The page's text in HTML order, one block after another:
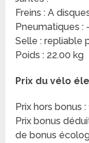
Freins : A
Pneumatiques :
Selle : repliable
Poids : 22.00 kg
Prix du vélo
Prix hors bonus
Prix bonus
de bonus